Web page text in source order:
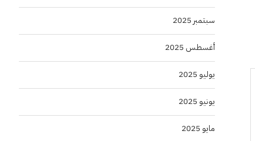
سبتمبر 2025
أغسطس 2025
يوليو 2025
يونيو 2025
مايو 2025